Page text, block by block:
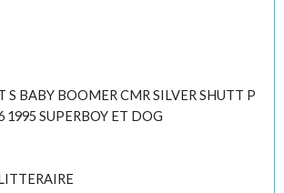
S BABY BOOMER CMR SILVER SHUTT P
1995 SUPERBOY ET DOG